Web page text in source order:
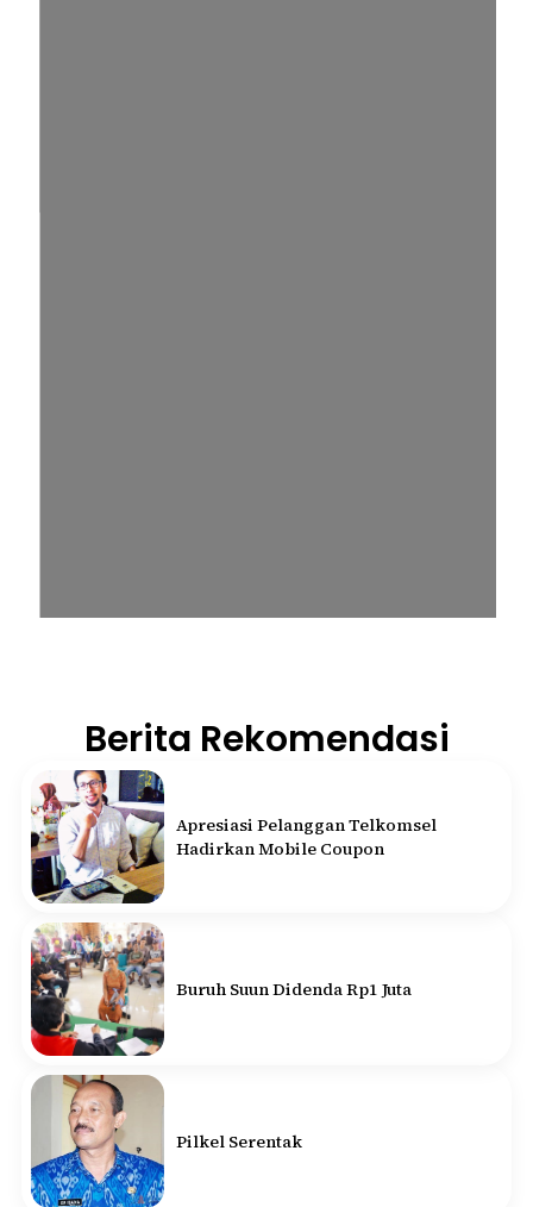
Berita Rekomendasi
Apresiasi Pelanggan Telkomsel
Hadirkan Mobile Coupon
Buruh Suun Didenda Rp1 Juta
Pilkel Serentak